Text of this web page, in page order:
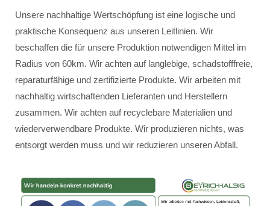
Unsere nachhaltige Wertschöpfung ist eine logische und
praktische Konsequenz aus unseren Leitlinien. Wir
beschaffen die für unsere Produktion notwendigen Mittel im
Radius von 60km. Wir achten auf langlebige, schadstofffreie,
reparaturfähige und zertifizierte Produkte. Wir arbeiten mit
nachhaltig wirtschaftenden Lieferanten und Herstellern
zusammen. Wir achten auf recyclebare Materialien und
wiederverwendbare Produkte. Wir produzieren nichts, was
entsorgt werden muss und wir reduzieren unseren Abfall.